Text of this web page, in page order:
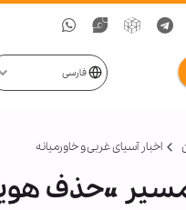
فارسی
اخبار آسیای غربی و خاورمیانه
«حذف